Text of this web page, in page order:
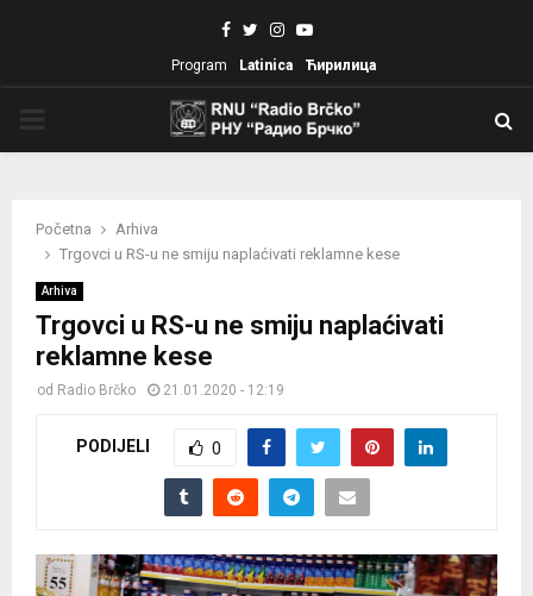
Facebook
TwitterInstagram
Youtube
Program Latinica Ћирилица
Početna
Arhiva
Trgovci u RS-u ne smiju naplaćivati reklamne kese
Arhiva
Trgovci u RS-u ne smiju naplaćivati
reklamne kese
od Radio Brčko 21.01.2020 - 12:19
PODIJELI 0